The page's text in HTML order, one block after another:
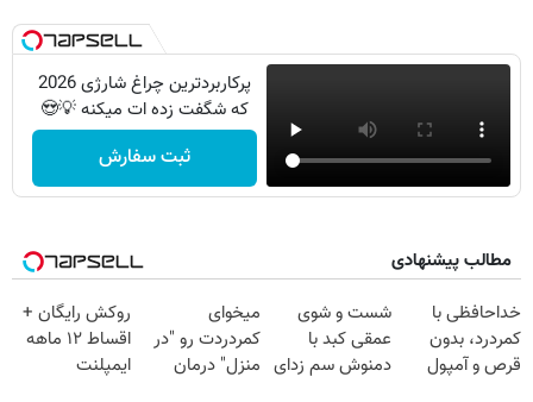
پرکاربردترین چراغ شارژی 2026
که شگفت زده ات میکنه 💡😍
ثبت سفارش
مطالب پیشنهادی
خداحافظی با
کمردرد، بدون
قرص و آمپول
شست و شوی
عمقی کبد با
دمنوش سم زدای
میخوای
کمردردت رو "در
منزل" درمان
روکش رایگان +
اقساط ۱۲ ماهه
ایمپلنت